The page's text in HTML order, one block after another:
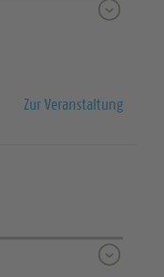
Zur Veranstaltung